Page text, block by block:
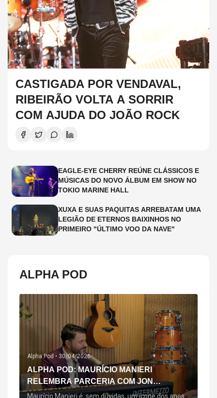
CASTIGADA POR VENDAVAL,
RIBEIRÃO VOLTA A SORRIR
COM AJUDA DO JOÃO ROCK
EAGLE-EYE CHERRY REÚNE CLÁSSICOS E
MÚSICAS DO NOVO ÁLBUM EM SHOW NO
TOKIO MARINE HALL
XUXA E SUAS PAQUITAS ARREBATAM UMA
LEGIÃO DE ETERNOS BAIXINHOS NO
PRIMEIRO "ÚLTIMO VOO DA NAVE"
ALPHA POD
Alpha Pod • 30/04/2026
ALPHA POD: MAURÍCIO MANIERI
RELEMBRA PARCERIA COM JON
SECADA, ORIGEM DE "BEM QUERER" E
Maurício Manieri é, sem dúvidas, um ícone dos anos